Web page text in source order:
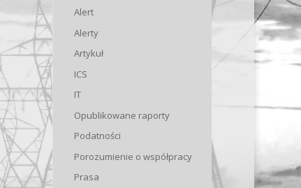
Alert
Alerty
Artykuł
ICS
IT
Opublikowane raporty
Podatności
Porozumienie o współpracy
Prasa